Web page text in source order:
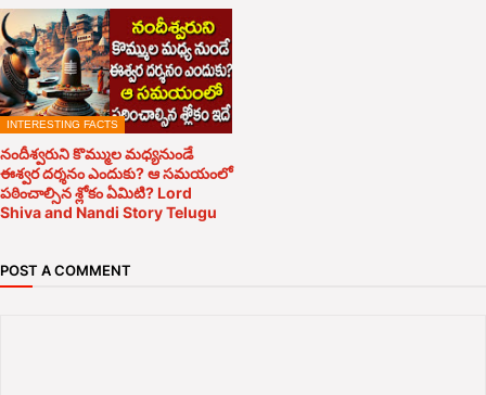
INTERESTING FACTS
నందీశ్వరుని కొమ్ముల మధ్యనుండే
ఈశ్వర దర్శనం ఎందుకు? ఆ సమయంలో
పఠించాల్సిన శ్లోకం ఏమిటి? Lord
Shiva and Nandi Story Telugu
POST A COMMENT